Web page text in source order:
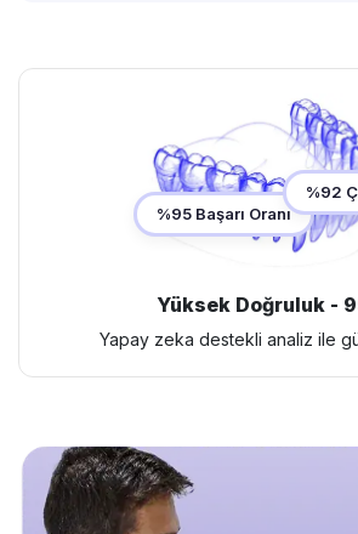
%95 Başarı Oranı
%92
Yüksek Doğruluk -
Yapay zeka destekli analiz ile